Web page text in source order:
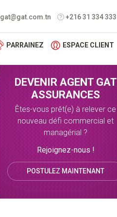
gat@gat.com.tn +216 31 334 333
PARRAINEZ ESPACE CLIENT
DEVENIR AGENT GAT
ASSURANCES
Êtes-vous prêt(e) à relever ce
nouveau défi commercial et
managérial ?
Rejoignez-nous !
POSTULEZ MAINTENANT